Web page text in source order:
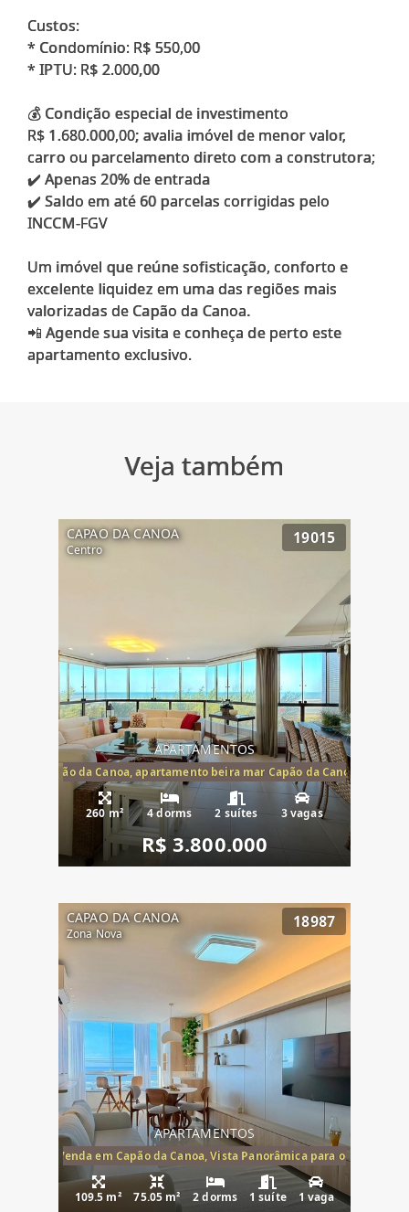
Custos:
* Condomínio: R$ 550,00
* IPTU: R$ 2.000,00
💰 Condição especial de investimento
R$ 1.680.000,00; avalia imóvel de menor valor,
carro ou parcelamento direto com a construtora;
✔️ Apenas 20% de entrada
✔️ Saldo em até 60 parcelas corrigidas pelo
INCCM-FGV
Um imóvel que reúne sofisticação, conforto e
excelente liquidez em uma das regiões mais
valorizadas de Capão da Canoa.
📲 Agende sua visita e conheça de perto este
Veja também
CAPAO DA CANOA
Centro
19015
APARTAMENTOS
mar Capão da Canoa, apartamento beira mar Capão da Canoa,
260 m² 4 dorms 2 suítes 3 vagas
R$ 3.800.000
CAPAO DA CANOA
Zona Nova
18987
APARTAMENTOS
Mar à Venda em Capão da Canoa, Vista Panorâmica para o Mar, 2
109.5 m² 75.05 m² 2 dorms 1 suíte 1 vaga